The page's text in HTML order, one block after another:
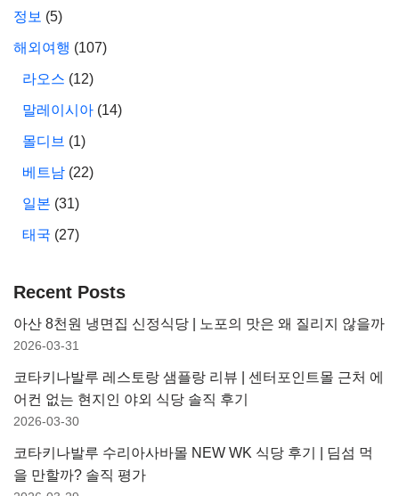
정보 (5)
해외여행 (107)
라오스 (12)
말레이시아 (14)
몰디브 (1)
베트남 (22)
일본 (31)
태국 (27)
Recent Posts
아산 8천원 냉면집 신정식당 | 노포의 맛은 왜 질리지 않을까
2026-03-31
코타키나발루 레스토랑 샘플랑 리뷰 | 센터포인트몰 근처 에
어컨 없는 현지인 야외 식당 솔직 후기
2026-03-30
코타키나발루 수리아사바몰 NEW WK 식당 후기 | 딤섬 먹
을 만할까? 솔직 평가